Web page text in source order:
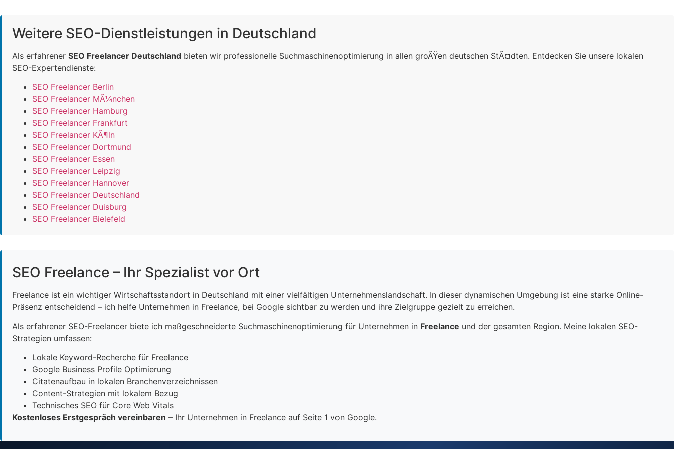
Weitere SEO-Dienstleistungen in Deutschland
Als erfahrener SEO Freelancer Deutschland bieten wir professionelle Suchmaschinenoptimierung in allen groÃŸen deutschen StÃ¤dten. Entdecken Sie unsere lokalen
SEO-Expertendienste:
SEO Freelancer Berlin
SEO Freelancer MÃ¼nchen
SEO Freelancer Hamburg
SEO Freelancer Frankfurt
SEO Freelancer KÃ¶ln
SEO Freelancer Dortmund
SEO Freelancer Essen
SEO Freelancer Leipzig
SEO Freelancer Hannover
SEO Freelancer Deutschland
SEO Freelancer Duisburg
SEO Freelancer Bielefeld
SEO Freelance – Ihr Spezialist vor Ort
Freelance ist ein wichtiger Wirtschaftsstandort in Deutschland mit einer vielfältigen Unternehmenslandschaft. In dieser dynamischen Umgebung ist eine starke Online-
Präsenz entscheidend – ich helfe Unternehmen in Freelance, bei Google sichtbar zu werden und ihre Zielgruppe gezielt zu erreichen.
Als erfahrener SEO-Freelancer biete ich maßgeschneiderte Suchmaschinenoptimierung für Unternehmen in Freelance und der gesamten Region. Meine lokalen SEO-
Strategien umfassen:
Lokale Keyword-Recherche für Freelance
Google Business Profile Optimierung
Citatenaufbau in lokalen Branchenverzeichnissen
Content-Strategien mit lokalem Bezug
Technisches SEO für Core Web Vitals
Kostenloses Erstgespräch vereinbaren – Ihr Unternehmen in Freelance auf Seite 1 von Google.